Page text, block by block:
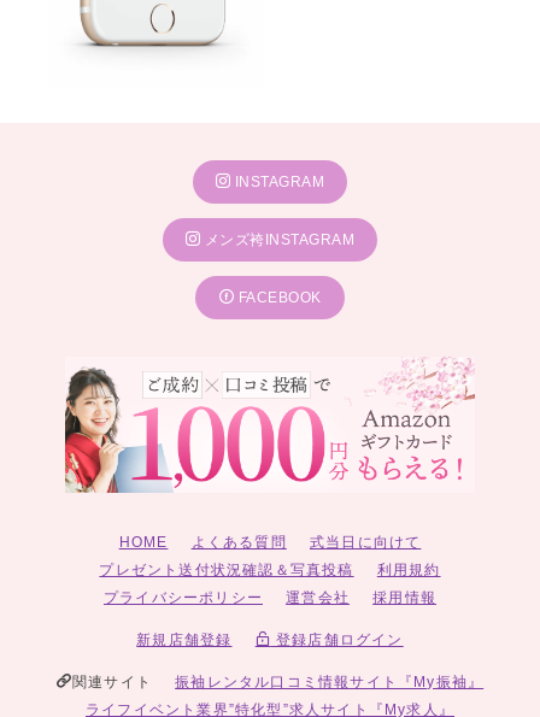
INSTAGRAM
メンズ袴INSTAGRAM
FACEBOOK
HOME よくある質問
式当日に向けて
プレゼント送付状況確認＆写真投稿
利用規約
プライバシーポリシー
運営会社 採用情報
新規店舗登録 登録店舗ログイン
関連サイト
振袖レンタル口コミ情報サイト『My振袖』
ライフイベント業界”特化型”求人サイト『My求人』